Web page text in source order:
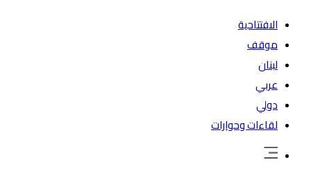
الافتتاحية
موقف
لبنان
عربي
دولي
لقاءات وحوارات